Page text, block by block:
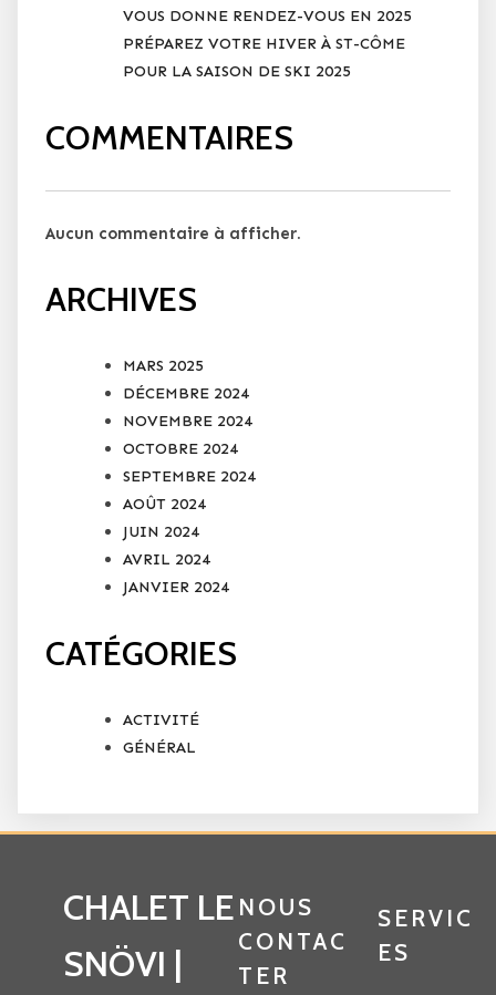
VOUS DONNE RENDEZ-VOUS EN 2025
PRÉPAREZ VOTRE HIVER À ST-CÔME
POUR LA SAISON DE SKI 2025
COMMENTAIRES
Aucun commentaire à afficher.
ARCHIVES
MARS 2025
DÉCEMBRE 2024
NOVEMBRE 2024
OCTOBRE 2024
SEPTEMBRE 2024
AOÛT 2024
JUIN 2024
AVRIL 2024
JANVIER 2024
CATÉGORIES
ACTIVITÉ
GÉNÉRAL
CHALET LE
SNÖVI |
NOUS
CONTAC
TER
SERVIC
ES